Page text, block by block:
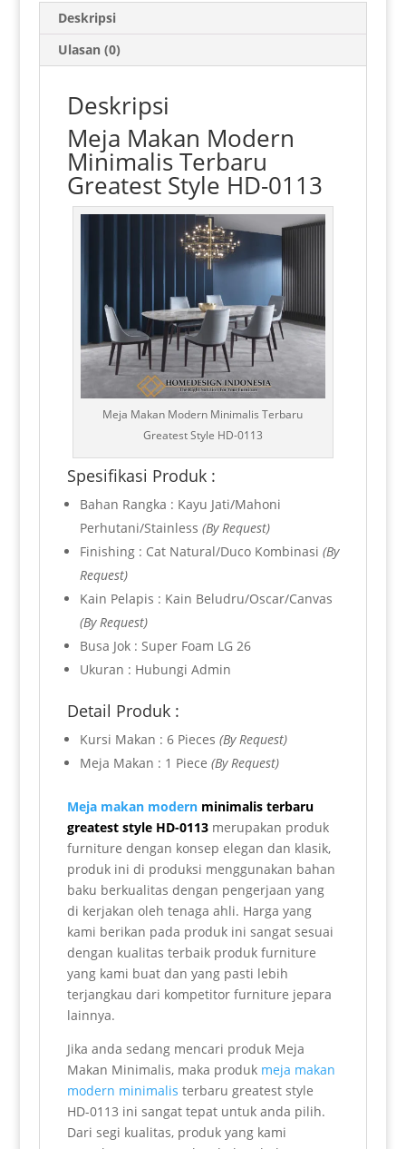
Deskripsi
Ulasan (0)
Deskripsi
Meja Makan Modern
MinimalisTerbaru
Greatest Style HD-0113
Meja Makan Modern Minimalis Terbaru
Greatest Style HD-0113
Spesifikasi Produk :
Bahan Rangka : Kayu Jati/Mahoni
Perhutani/Stainless (By Request)
Finishing : Cat Natural/Duco Kombinasi (By
Request)
Kain Pelapis : Kain Beludru/Oscar/Canvas
(By Request)
Busa Jok : Super Foam LG 26
Ukuran : Hubungi Admin
Detail Produk :
Kursi Makan : 6 Pieces (By Request)
Meja Makan : 1 Piece (By Request)
Meja makan modernminimalis terbaru
greatest style HD-0113merupakan produk
furniture dengan konsep elegan dan klasik,
produk ini di produksi menggunakan bahan
baku berkualitas dengan pengerjaan yang
di kerjakan oleh tenaga ahli. Harga yang
kami berikan pada produk ini sangat sesuai
dengan kualitas terbaik produk furniture
yang kami buat dan yang pasti lebih
terjangkau dari kompetitor furniture jepara
lainnya.
Jika anda sedang mencari produk Meja
Makan Minimalis, maka produk meja makan
modern minimalis terbaru greatest style
HD-0113 ini sangat tepat untuk anda pilih.
Dari segi kualitas, produk yang kami